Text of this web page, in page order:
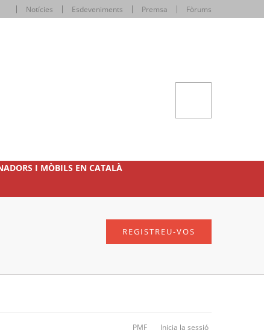
Notícies Esdeveniments Premsa Fòrums
I MÒBILS EN CATALÀ
REGISTREU-VOS
PMF Inicia la sessió